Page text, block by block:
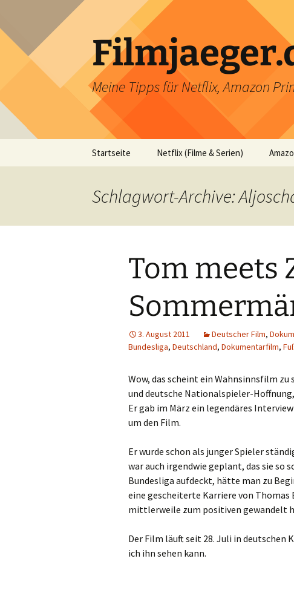
Meine Tipps für Netflix, Amazon
Startseite Netflix (Filme & Serien)
Schlagwort-Archive:
Tom meets
3. August 2011 Deutscher Film,
Bundesliga, Deutschland, Dokumentarfilm,
Wow, das scheint ein Wahnsinnsfilm
und deutsche Nationalspieler-
Er gab im März ein legendäres
um den Film.
Er wurde schon als junger Spieler
war auch irgendwie geplant, das sie so
Bundesliga aufdeckt, hätte man zu
eine gescheiterte Karriere von Thomas
mittlerweile zum positiven gewandelt
Der Film läuft seit 28. Juli in deutschen
ich ihn sehen kann.